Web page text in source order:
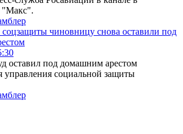
"Макс".
соцзащиты чиновницу снова оставили под
оставил под домашним арестом
управления социальной защиты